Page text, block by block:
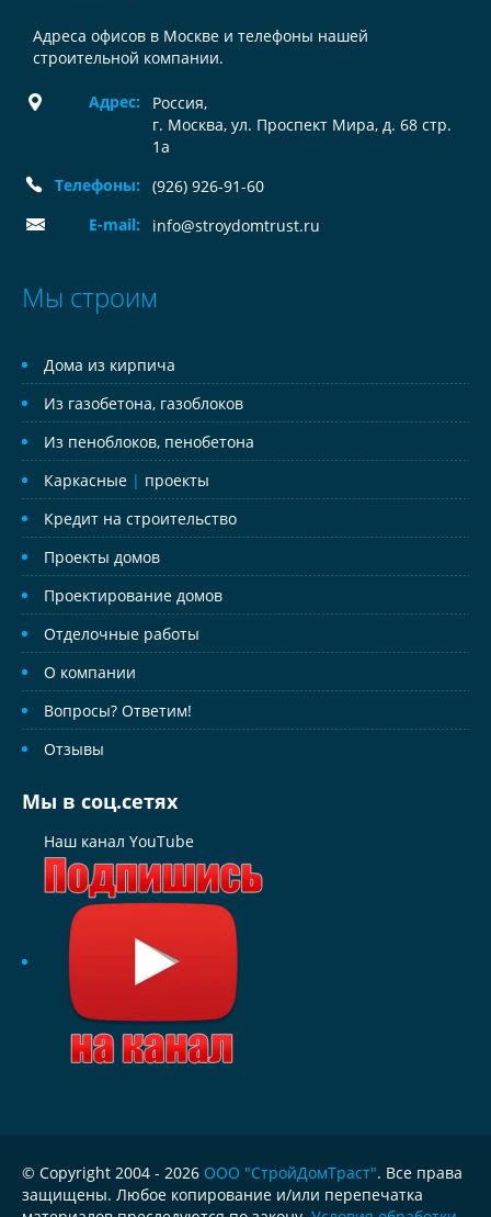
Адреса офисов в Москве и телефоны нашей
строительной компании.
Адрес: Россия,
г. Москва, ул. Проспект Мира, д. 68 стр.
1а
Телефоны:
(926) 926-91-60
E-mail:
info@stroydomtrust.ru
Мы строим
Дома из кирпича
Из газобетона, газоблоков
Из пеноблоков, пенобетона
Каркасные | проекты
Кредит на строительство
Проекты домов
Проектирование домов
Отделочные работы
О компании
Вопросы? Ответим!
Отзывы
Мы в соц.сетях
Наш канал YouTube
© Copyright 2004 - 2026 ООО "СтройДомТраст". Все права
защищены. Любое копирование и/или перепечатка